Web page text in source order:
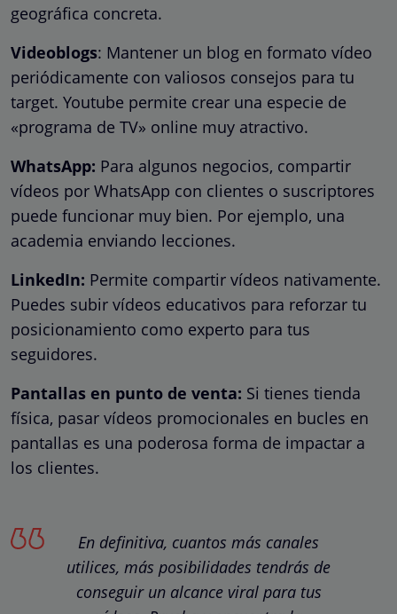
geográfica concreta.
Videoblogs: Mantener un blog en formato vídeo
periódicamente con valiosos consejos para tu
target. Youtube permite crear una especie de
«programa de TV» online muy atractivo.
WhatsApp: Para algunos negocios, compartir
vídeos por WhatsApp con clientes o suscriptores
puede funcionar muy bien. Por ejemplo, una
academia enviando lecciones.
LinkedIn: Permite compartir vídeos nativamente.
Puedes subir vídeos educativos para reforzar tu
posicionamiento como experto para tus
seguidores.
Pantallas en punto de venta: Si tienes tienda
física, pasar vídeos promocionales en bucles en
pantallas es una poderosa forma de impactar a
los clientes.
En definitiva, cuantos más canales
utilices, más posibilidades tendrás de
conseguir un alcance viral para tus